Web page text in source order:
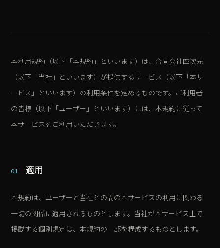
本利用規約（以下「本規約」といいます）は、合同会社四次元
（以下「当社」といいます）が提供するサービス（以下「本サ
ービス」といいます）の利用条件を定めるものです。ご利用者
の皆様（以下「ユーザー」といいます）には、本規約に従って
本サービスをご利用いただきます。
01 適用
本規約は、ユーザーと当社との間の本サービスの利用に関わる
一切の関係に適用されるものとします。当社が本サービス上で
掲載する個別規定は、本規約の一部を構成するものとします。